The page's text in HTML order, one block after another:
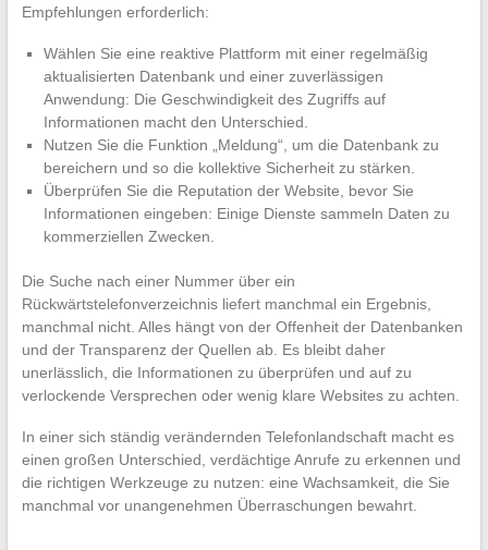
Empfehlungen erforderlich:
Wählen Sie eine reaktive Plattform mit einer regelmäßig
aktualisierten Datenbank und einer zuverlässigen
Anwendung: Die Geschwindigkeit des Zugriffs auf
Informationen macht den Unterschied.
Nutzen Sie die Funktion „Meldung“, um die Datenbank zu
bereichern und so die kollektive Sicherheit zu stärken.
Überprüfen Sie die Reputation der Website, bevor Sie
Informationen eingeben: Einige Dienste sammeln Daten zu
kommerziellen Zwecken.
Die Suche nach einer Nummer über ein
Rückwärtstelefonverzeichnis liefert manchmal ein Ergebnis,
manchmal nicht. Alles hängt von der Offenheit der Datenbanken
und der Transparenz der Quellen ab. Es bleibt daher
unerlässlich, die Informationen zu überprüfen und auf zu
verlockende Versprechen oder wenig klare Websites zu achten.
In einer sich ständig verändernden Telefonlandschaft macht es
einen großen Unterschied, verdächtige Anrufe zu erkennen und
die richtigen Werkzeuge zu nutzen: eine Wachsamkeit, die Sie
manchmal vor unangenehmen Überraschungen bewahrt.